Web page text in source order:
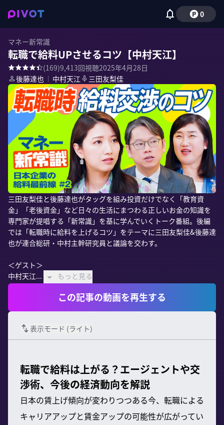
0
マネー新常識
転職で給料UPさせるコツ【中村天江】
(169)9,413回視聴2025年4月28日
後藤達也 ｜ 中村天江 三田友梨佳
三田友梨佳と後藤達也がタッグを組み投資だけでなく「教育資
金」「老後資金」など日々の生活にまつわる正しいお金の知識を
専門家が提唱する「新常識」を基に学んでいくトーク番組。後編
では「転職時に給料を上げるコツ」をテーマに三田友梨佳&後藤達
也が連合総研・中村主幹研究員と議論を交わす。
＜ゲスト＞
中村天江...
もっと見る
この記事の動画を再生する
表示モード (ライト)
転職で給料は上がる？エージェントや交
渉術、今後の経済動向を解説
日本の賃上げ傾向が変わりつつある今、転職による
キャリアアップと賃金アップの可能性が広がってい